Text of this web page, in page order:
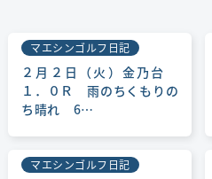
依頼日：2015/05/07 依頼
成約日：2015/06/02 成約
会員区分：個人 会員種別：
依頼日：2015/05/26 依頼
マエシンゴルフ日記
２月２日（火）金乃台
１．０Ｒ 雨のちくもりの
ち晴れ 6…
マエシンゴルフ日記